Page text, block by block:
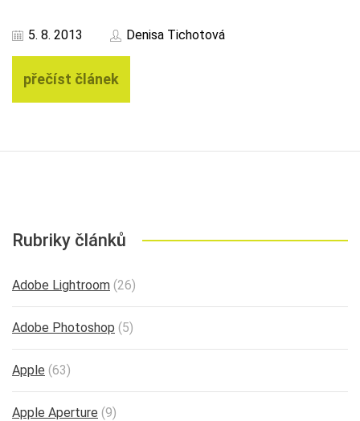
5. 8. 2013 Denisa Tichotová
přečíst článek
Rubriky článků
Adobe Lightroom (26)
Adobe Photoshop (5)
Apple (63)
Apple Aperture (9)